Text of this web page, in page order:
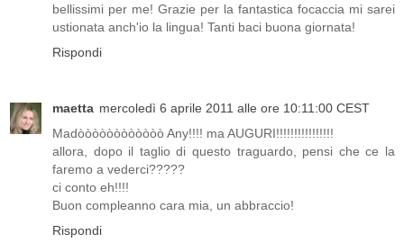
bellissimi per me! Grazie per la fantastica focaccia mi sarei
ustionata anch'io la lingua! Tanti baci buona giornata!
Rispondi
maetta mercoledì 6 aprile 2011 alle ore 10:11:00 CEST
Madòòòòòòòòòòòò Any!!!! ma AUGURI!!!!!!!!!!!!!!!!
allora, dopo il taglio di questo traguardo, pensi che ce la
faremo a vederci?????
ci conto eh!!!!
Buon compleanno cara mia, un abbraccio!
Rispondi